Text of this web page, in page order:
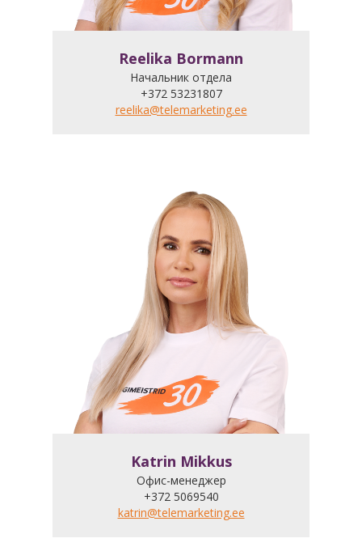
Reelika Bormann
Начальник отдела
+372 53231807
reelika@telemarketing.ee
Katrin Mikkus
Офис-менеджер
+372 5069540
katrin@telemarketing.ee